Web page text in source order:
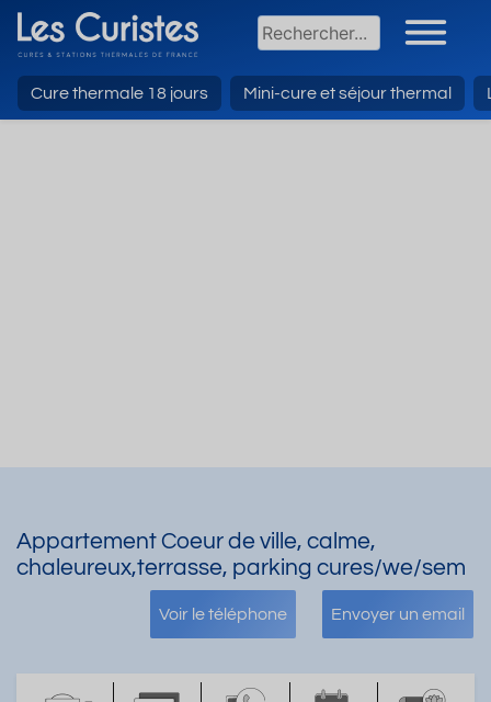
Cure thermale 18 jours Mini-cure et séjour thermal
Appartement Coeur de ville, calme,
chaleureux,terrasse, parking cures/we/sem
Voir le téléphone Envoyer un email